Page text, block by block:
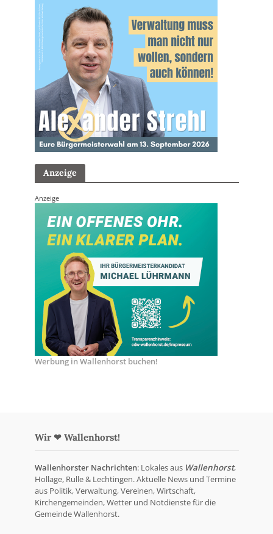
Anzeige
Anzeige
Werbung in Wallenhorst buchen!
Wir ❤ Wallenhorst!
Wallenhorster Nachrichten: Lokales aus Wallenhorst,
Hollage, Rulle & Lechtingen. Aktuelle News und Termine
aus Politik, Verwaltung, Vereinen, Wirtschaft,
Kirchengemeinden, Wetter und Notdienste für die
Gemeinde Wallenhorst.